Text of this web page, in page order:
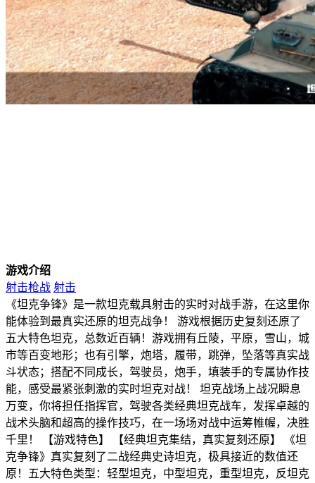
游戏介绍
射击枪战 射击
《坦克争锋》是一款坦克载具射击的实时对战手游，在这里你
能体验到最真实还原的坦克战争！ 游戏根据历史复刻还原了
五大特色坦克，总数近百辆！游戏拥有丘陵，平原，雪山，城
市等百变地形；也有引擎，炮塔，履带，跳弹，坠落等真实战
斗状态；搭配不同成长，驾驶员，炮手，填装手的专属协作技
能，感受最紧张刺激的实时坦克对战！ 坦克战场上战况瞬息
万变，你将担任指挥官，驾驶各类经典坦克战车，发挥卓越的
战术头脑和超高的操作技巧，在一场场对战中运筹帷幄，决胜
千里！ 【游戏特色】 【经典坦克集结，真实复刻还原】 《坦
克争锋》真实复刻了二战经典史诗坦克，极具接近的数值还
原！五大特色类型：轻型坦克，中型坦克，重型坦克，反坦克